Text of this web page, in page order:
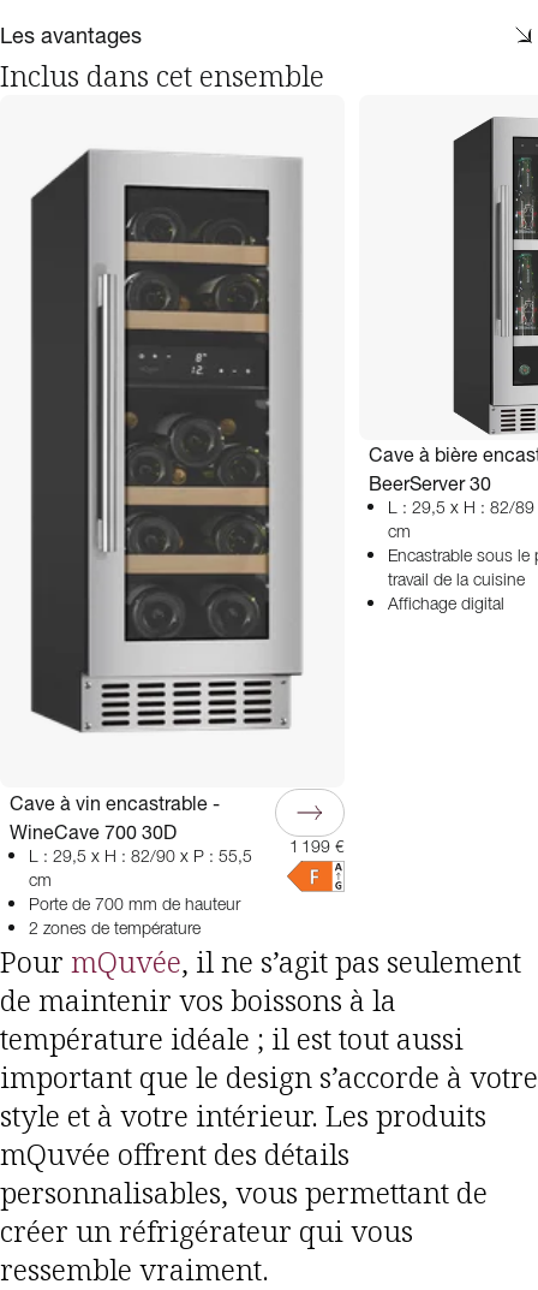
Les avantages
Inclus dans cet ensemble
Cave à vin encastrable -
WineCave 700 30D
L : 29,5 x H : 82/90 x P : 55,5
cm
Porte de 700 mm de hauteur
2 zones de température
1 199 €
Cave à bière
BeerServer 30
L : 29,5 x H : 82/
cm
Encastrable sous le
travail de la cuisine
Affichage digital
Pour mQuvée, il ne s’agit pas seulement
de maintenir vos boissons à la
température idéale ; il est tout aussi
important que le design s’accorde à votre
style et à votre intérieur. Les produits
mQuvée offrent des détails
personnalisables, vous permettant de
créer un réfrigérateur qui vous
ressemble vraiment.